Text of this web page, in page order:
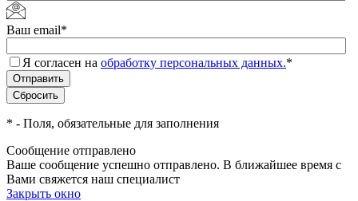
Ваш email*
Я согласен на обработку персональных данных.*
* - Поля, обязательные для заполнения
Сообщение отправлено
Ваше сообщение успешно отправлено. В ближайшее время с
Вами свяжется наш специалист
Закрыть окно